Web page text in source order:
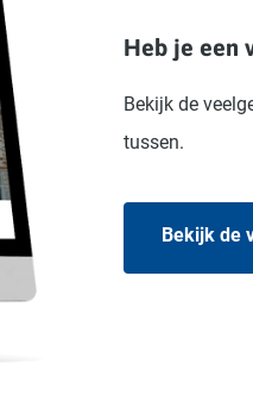
Heb je een
Bekijk de
tussen.
Bekijk de